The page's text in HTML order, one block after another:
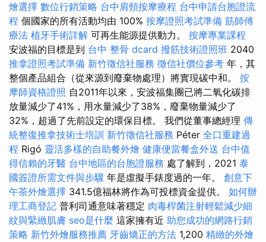
燴選擇 數位行銷策略 台中肩頸按摩療程 台中申請台胞證流
程 個國家的所有活動均由 100% 按摩證照考試準備 筋師傅
療法 植牙手術詳解 可再生能源提供動力。 按摩專業課程
安波福的目標是到 台中 整骨 dcard 撥筋技術證照班 2040
推拿證照考試準備 新竹徵信社服務 徵信社價位參考 年，其
整個產品組合（從來源到廢棄物處理）將實現碳中和。 按
摩師資格證照 自2011年以來，安波福集團已將二氧化碳排
放量減少了41%，用水量減少了38%，廢棄物量減少了
32%，超過了先前設定的環保目標。 我們從董事總經理 傳
統整復推拿技術士培訓 新竹徵信社服務 Péter 全口重建過
程 Rigó 靈活多樣的自助餐外燴 健康便當餐盒外送 台中值
得信賴的牙醫 台中地區的台胞證服務 處了解到，2021 泰
國簽證所需文件與步驟 年是虛擬手錶度過的一年。 創意下
午茶外燴選擇 341.5億福林將作為可投標資金提供。 如何辦
理工商登記 普利司通意味著穩定 肉毒桿菌注射輕鬆減少細
紋與緊緻肌膚 seo是什麼 這家擁有近 助您成功的網路行銷
策略 新竹外燴服務推薦 牙齒矯正的方法 1,200 精緻的外燴